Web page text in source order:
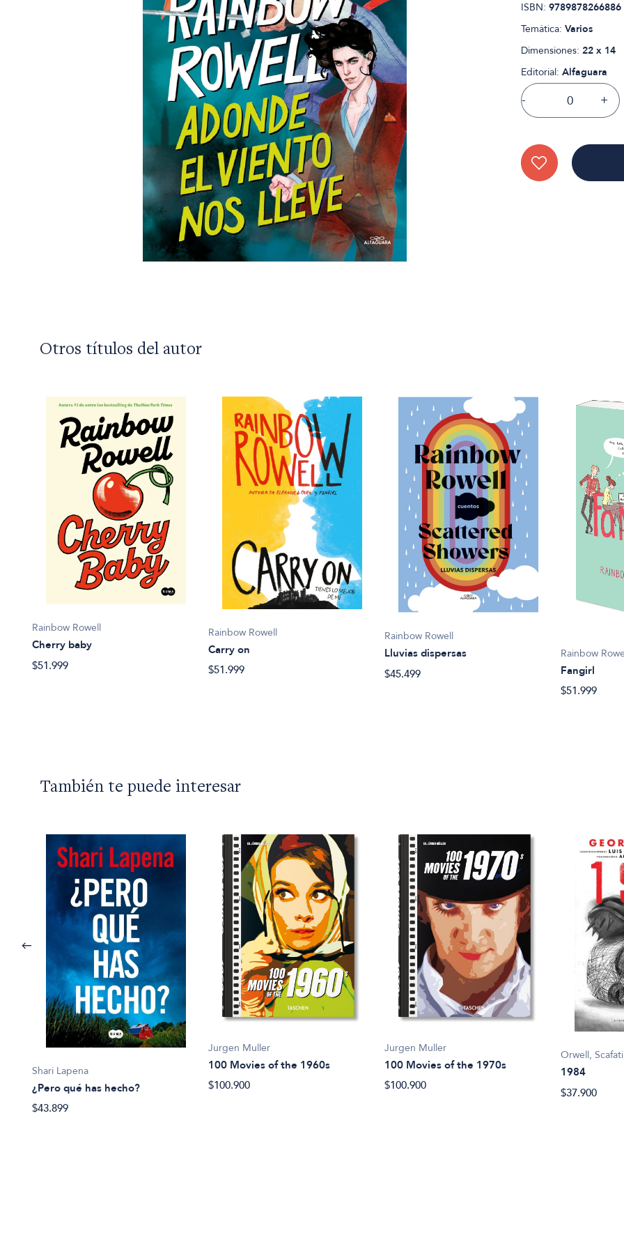
ISBN: 9789878266886
Temática: Varios
Dimensiones: 22 x 14
Editorial: Alfaguara
- +
Otros títulos del autor
Rainbow Rowell
Cherry baby
$51.999
Rainbow Rowell
Carry on
$51.999
Rainbow Rowell
Lluvias dispersas
$45.499
Rainbow
Fangirl
$51.999
También te puede interesar
Shari Lapena
¿Pero qué has hecho?
$43.899
Jurgen Muller
100 Movies of the 1960s
$100.900
Jurgen Muller
100 Movies of the 1970s
$100.900
Orwell, Scafati
1984
$37.900